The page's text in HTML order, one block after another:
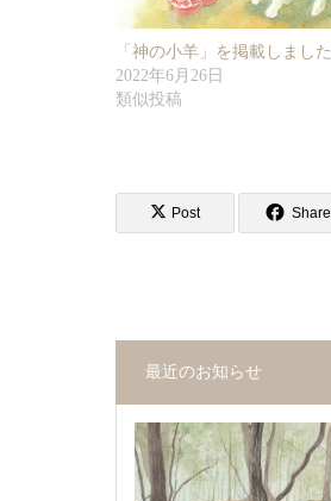
「神の小羊」を掲載しました
2022年6月26日
類似投稿
Post Share
最近のお知らせ